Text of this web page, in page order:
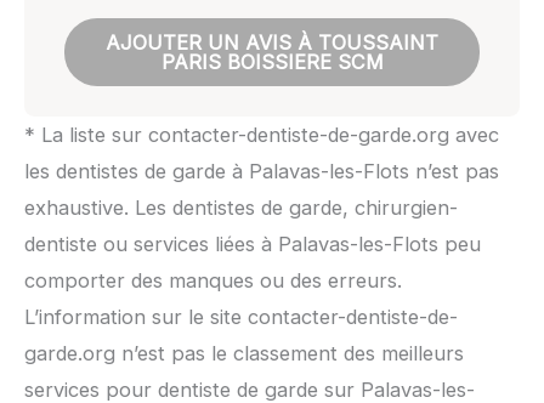
AJOUTER UN AVIS À TOUSSAINT
PARIS BOISSIERE SCM
* La liste sur contacter-dentiste-de-garde.org avec
les dentistes de garde à Palavas-les-Flots n’est pas
exhaustive. Les dentistes de garde, chirurgien-
dentiste ou services liées à Palavas-les-Flots peu
comporter des manques ou des erreurs.
L’information sur le site contacter-dentiste-de-
garde.org n’est pas le classement des meilleurs
services pour dentiste de garde sur Palavas-les-